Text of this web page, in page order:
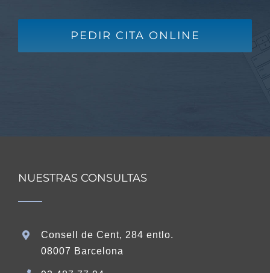
PEDIR CITA ONLINE
NUESTRAS CONSULTAS
Consell de Cent, 284 entlo.
08007 Barcelona